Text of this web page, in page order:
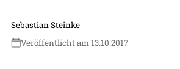
Sebastian Steinke
Veröffentlicht am 13.10.2017